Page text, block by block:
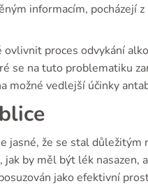
informacím, pocházejí
ovlivnit proces odvykání
se na tuto problematiku
možné vedlejší účinky
jasné, že se stal
by měl být lék nasazen,
jako efektivní